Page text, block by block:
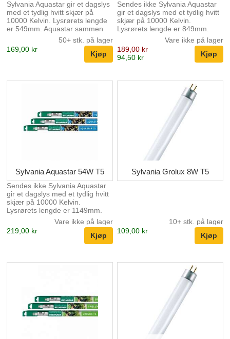
Sylvania Aquastar gir et dagslys
med et tydlig hvitt skjær på
10000 Kelvin. Lysrørets lengde
er 549mm. Aquastar sammen
med Sylvania Grolux gir et
meget delikat akvarielys som
tilgodeser plantene med riktig
spekter samtidig som fiskenes
50+ stk. på lager
169,00 kr
Sendes ikke Sylvania Aquastar
gir et dagslys med et tydlig hvitt
skjær på 10000 Kelvin.
Lysrørets lengde er 849mm.
Aquastar sammen med Sylvania
Grolux gir et meget delikat
akvarielys som tilgodeser
plantene med riktig spekter
Vare ikke på lager
189,00 kr
94,50 kr
Sylvania Aquastar 54W T5
Sendes ikke Sylvania Aquastar
gir et dagslys med et tydlig hvitt
skjær på 10000 Kelvin.
Lysrørets lengde er 1149mm.
Aquastar sammen med Sylvania
Grolux gir et meget delikat
akvarielys som tilgodeser
plantene med riktig spekter
Vare ikke på lager
219,00 kr
Sylvania Grolux 8W T5
10+ stk. på lager
109,00 kr